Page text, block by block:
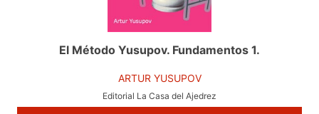
El Método Yusupov. Fundamentos 1.
ARTUR YUSUPOV
Editorial La Casa del Ajedrez